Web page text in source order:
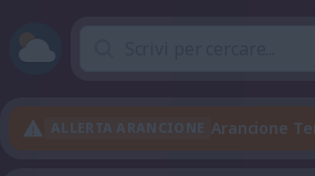
ALLERTA ARANCIONE Arancione